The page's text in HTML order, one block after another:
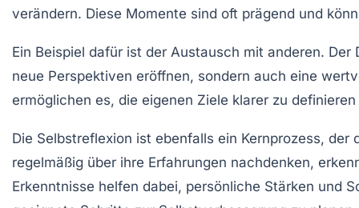
verändern. Diese Momente sind oft prägend und
Ein Beispiel dafür ist der Austausch mit anderen.
neue Perspektiven eröffnen, sondern auch eine
ermöglichen es, die eigenen Ziele klarer zu
Die Selbstreflexion ist ebenfalls ein Kernprozess,
regelmäßig über ihre Erfahrungen nachdenken,
Erkenntnisse helfen dabei, persönliche Stärken und